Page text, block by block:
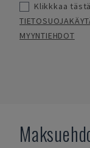
Klikkkaa
MYYNTIEHDOT